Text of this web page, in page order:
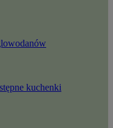
kuchenki